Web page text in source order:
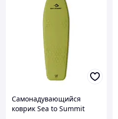
Самонадувающийся
коврик Sea to Summit